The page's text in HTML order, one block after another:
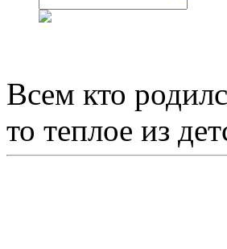
Всем кто
то теплое из